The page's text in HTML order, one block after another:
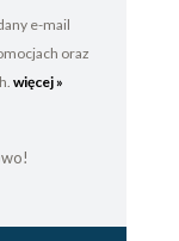
e-mail
oraz
więcej »